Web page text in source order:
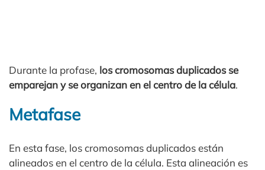
Durante la profase, los cromosomas duplicados se
emparejan y se organizan en el centro de la célula.
Metafase
En esta fase, los cromosomas duplicados están
alineados en el centro de la célula. Esta alineación es